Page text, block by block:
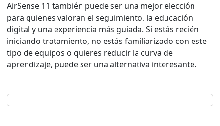
AirSense 11 también puede ser una mejor elección
para quienes valoran el seguimiento, la educación
digital y una experiencia más guiada. Si estás recién
iniciando tratamiento, no estás familiarizado con este
tipo de equipos o quieres reducir la curva de
aprendizaje, puede ser una alternativa interesante.